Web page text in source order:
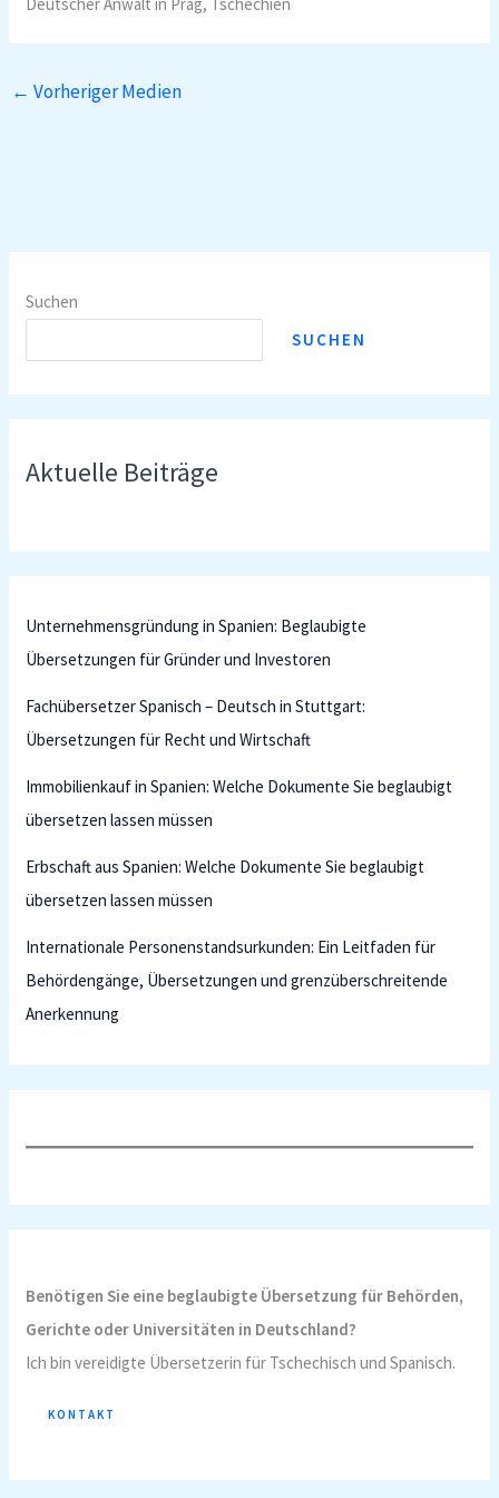
← Vorheriger Medien
Suchen
SUCHEN
Aktuelle Beiträge
Unternehmensgründung in Spanien: Beglaubigte
Übersetzungen für Gründer und Investoren
Fachübersetzer Spanisch – Deutsch in Stuttgart:
Übersetzungen für Recht und Wirtschaft
Immobilienkauf in Spanien: Welche Dokumente Sie beglaubigt
übersetzen lassen müssen
Erbschaft aus Spanien: Welche Dokumente Sie beglaubigt
übersetzen lassen müssen
Internationale Personenstandsurkunden: Ein Leitfaden für
Behördengänge, Übersetzungen und grenzüberschreitende
Anerkennung
Benötigen Sie eine beglaubigte Übersetzung für Behörden,
Gerichte oder Universitäten in Deutschland?
Ich bin vereidigte Übersetzerin für Tschechisch und Spanisch.
KONTAKT